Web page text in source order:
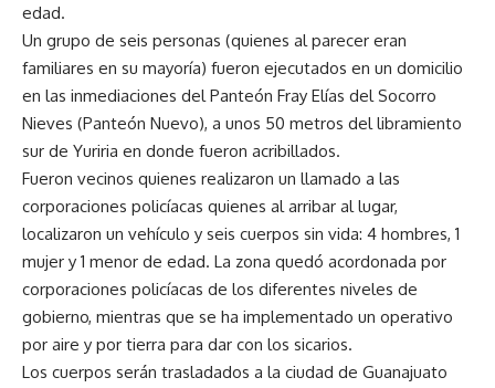
edad.
Un grupo de seis personas (quienes al parecer eran
familiares en su mayoría) fueron ejecutados en un domicilio
en las inmediaciones del Panteón Fray Elías del Socorro
Nieves (Panteón Nuevo), a unos 50 metros del libramiento
sur de Yuriria en donde fueron acribillados.
Fueron vecinos quienes realizaron un llamado a las
corporaciones policíacas quienes al arribar al lugar,
localizaron un vehículo y seis cuerpos sin vida: 4 hombres, 1
mujer y 1 menor de edad. La zona quedó acordonada por
corporaciones policíacas de los diferentes niveles de
gobierno, mientras que se ha implementado un operativo
por aire y por tierra para dar con los sicarios.
Los cuerpos serán trasladados a la ciudad de Guanajuato